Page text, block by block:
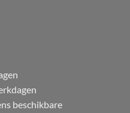
beschikbare